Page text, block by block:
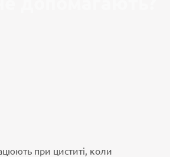
при циститі, коли